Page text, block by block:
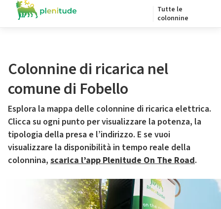
Tutte le
colonnine
Colonnine di ricarica nel
comune di Fobello
Esplora la mappa delle colonnine di ricarica elettrica.
Clicca su ogni punto per visualizzare la potenza, la
tipologia della presa e l’indirizzo. E se vuoi
visualizzare la disponibilità in tempo reale della
colonnina, scarica l’app Plenitude On The Road.